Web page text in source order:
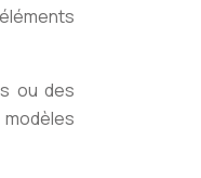
ou des